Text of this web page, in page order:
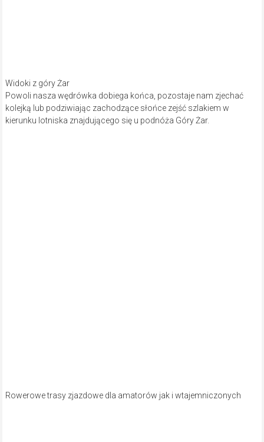
Widoki z góry Żar
Powoli nasza wędrówka dobiega końca, pozostaje nam zjechać
kolejką lub podziwiając zachodzące słońce zejść szlakiem w
kierunku lotniska znajdującego się u podnóża Góry Żar.
Rowerowe trasy zjazdowe dla amatorów jak i wtajemniczonych